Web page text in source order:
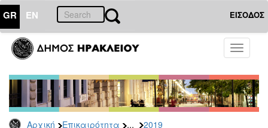
GR EN ΕΙΣΟΔΟΣ
Toggle
Αρχική Επικαιρότητα ... 2019
ΕΠΙΚΑΙΡΟΤΗΤΑ
Τύπου
Αρχείο
2026